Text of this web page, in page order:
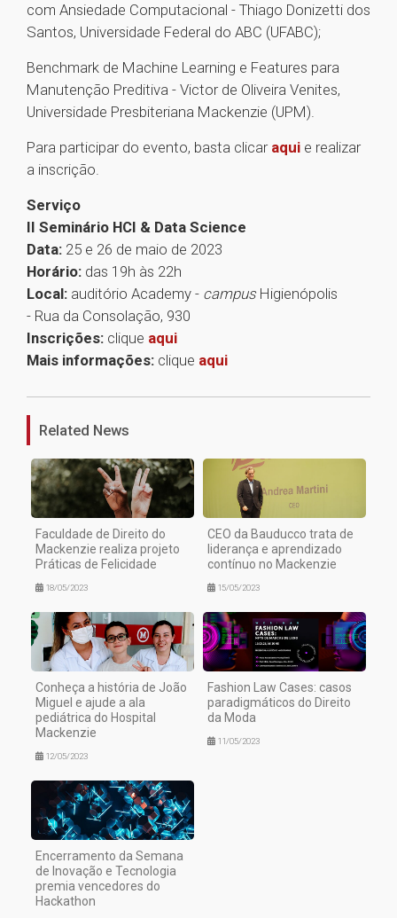
com Ansiedade Computacional - Thiago Donizetti dos
Santos, Universidade Federal do ABC (UFABC);
Benchmark de Machine Learning e Features para
Manutenção Preditiva - Victor de Oliveira Venites,
Universidade Presbiteriana Mackenzie (UPM).
Para participar do evento, basta clicar aqui e realizar
a inscrição.
Serviço
II Seminário HCI & Data Science
Data: 25 e 26 de maio de 2023
Horário: das 19h às 22h
Local: auditório Academy - campus Higienópolis
- Rua da Consolação, 930
Inscrições: clique aqui
Mais informações: clique aqui
1
Related News
Faculdade de Direito do
Mackenzie realiza projeto
Práticas de Felicidade
18/05/2023
CEO da Bauducco trata de
liderança e aprendizado
contínuo no Mackenzie
15/05/2023
Conheça a história de João
Miguel e ajude a ala
pediátrica do Hospital
Mackenzie
12/05/2023
Fashion Law Cases: casos
paradigmáticos do Direito
da Moda
11/05/2023
Encerramento da Semana
de Inovação e Tecnologia
premia vencedores do
Hackathon